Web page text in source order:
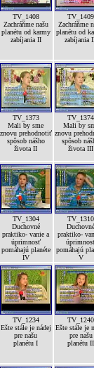
TV_1408
Zachráňme našu
planétu od karmy
zabíjania II
TV_1409
Zachráňme
planétu od
zabíjania
TV_1373
Mali by sme
znovu prehodnotiť
spôsob nášho
života II
TV_1374
Mali by
znovu
spôsob
života III
TV_1304
Duchovné
praktiko- vanie a
úprimnosť
pomáhajú planéte
IV
TV_1310
praktiko-
pomáhajú
V
TV_1234
Ešte stále je nádej
pre našu
planétu I
TV_1240
Ešte stále je
pre našu
planétu II